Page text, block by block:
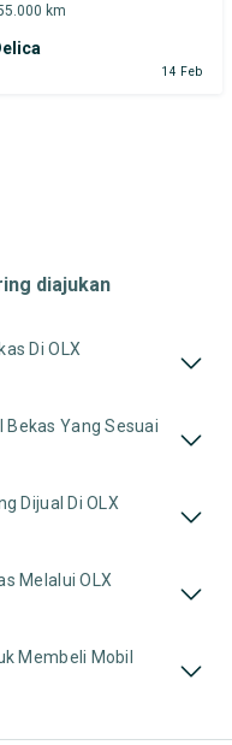
km
14 Feb
diajukan
Di OLX
Yang Sesuai
Dijual Di OLX
Melalui OLX
Membeli Mobil